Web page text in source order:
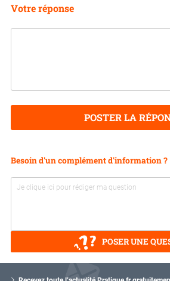
Votre réponse
POSTER LA
Besoin d'un complément d'information ?
POSER UNE